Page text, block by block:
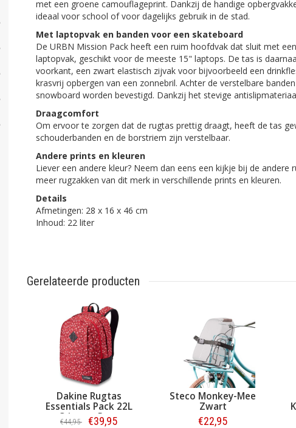
met een groene camouflageprint. Dankzij de handige
ideaal voor school of voor dagelijks gebruik in de stad.
Met laptopvak en banden voor een skateboard
De URBN Mission Pack heeft een ruim hoofdvak dat sluit met
laptopvak, geschikt voor de meeste 15" laptops. De tas is
voorkant, een zwart elastisch zijvak voor bijvoorbeeld een
krasvrij opbergen van een zonnebril. Achter de verstelbare
snowboard worden bevestigd. Dankzij het stevige
Draagcomfort
Om ervoor te zorgen dat de rugtas prettig draagt, heeft de tas
schouderbanden en de borstriem zijn verstelbaar.
Andere prints en kleuren
Liever een andere kleur? Neem dan eens een kijkje bij de andere
meer rugzakken van dit merk in verschillende prints en kleuren.
Details
Afmetingen: 28 x 16 x 46 cm
Inhoud: 22 liter
Gerelateerde producten
Dakine Rugtas
Essentials Pack 22L
Crimson Rose
€44,95 €39,95
Steco Monkey-Mee
Zwart
€22,95